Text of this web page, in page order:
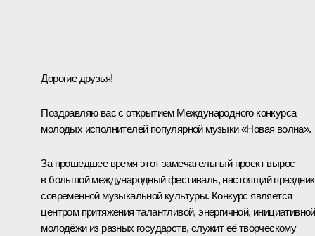
Дорогие друзья!
Поздравляю вас с открытием Международного конкурса
молодых исполнителей популярной музыки «Новая волна».
За прошедшее время этот замечательный проект вырос
в большой международный фестиваль, настоящий праздник
современной музыкальной культуры. Конкурс является
центром притяжения талантливой, энергичной, инициативной
молодёжи из разных государств, служит её творческому